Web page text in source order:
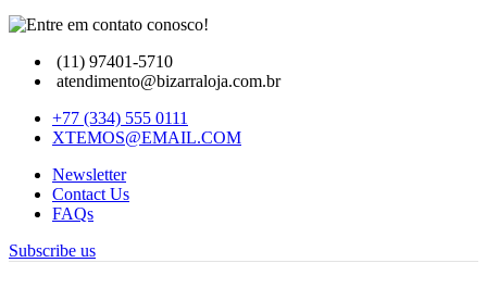
(11) 97401-5710
atendimento@bizarraloja.com.br
+77 (334) 555 0111
XTEMOS@EMAIL.COM
Newsletter
Contact Us
FAQs
Subscribe us